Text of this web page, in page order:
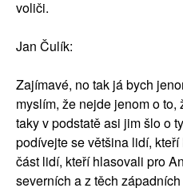
voliči.
Jan Čulík:
Zajímavé, no tak já bych
myslím, že nejde jenom o
taky v podstatě asi jim šlo o
podívejte se většina lidí,
část lidí, kteří hlasovali pro
severních a z těch